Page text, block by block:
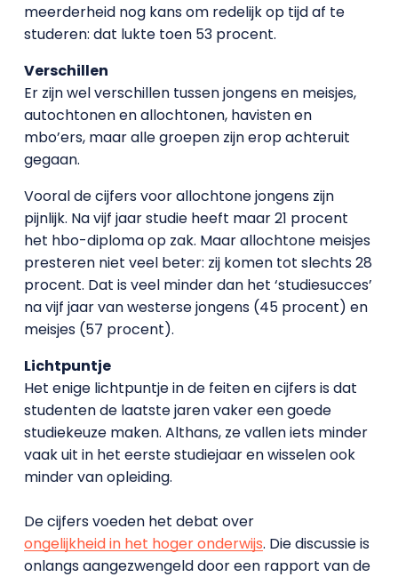
meerderheid nog kans om redelijk op tijd af te
studeren: dat lukte toen 53 procent.
Verschillen
Er zijn wel verschillen tussen jongens en meisjes,
autochtonen en allochtonen, havisten en
mbo’ers, maar alle groepen zijn erop achteruit
gegaan.
Vooral de cijfers voor allochtone jongens zijn
pijnlijk. Na vijf jaar studie heeft maar 21 procent
het hbo-diploma op zak. Maar allochtone meisjes
presteren niet veel beter: zij komen tot slechts 28
procent. Dat is veel minder dan het ‘studiesucces’
na vijf jaar van westerse jongens (45 procent) en
meisjes (57 procent).
Lichtpuntje
Het enige lichtpuntje in de feiten en cijfers is dat
studenten de laatste jaren vaker een goede
studiekeuze maken. Althans, ze vallen iets minder
vaak uit in het eerste studiejaar en wisselen ook
minder van opleiding.
De cijfers voeden het debat over
ongelijkheid in het hoger onderwijs. Die discussie is
onlangs aangezwengeld door een rapport van de